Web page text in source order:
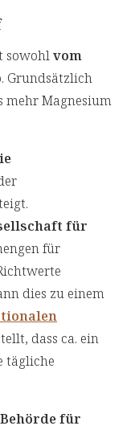
sowohlvom
Grundsätzlich
mehr Magnesium
für
für
dies zu einem
dass ca. ein
tägliche
für